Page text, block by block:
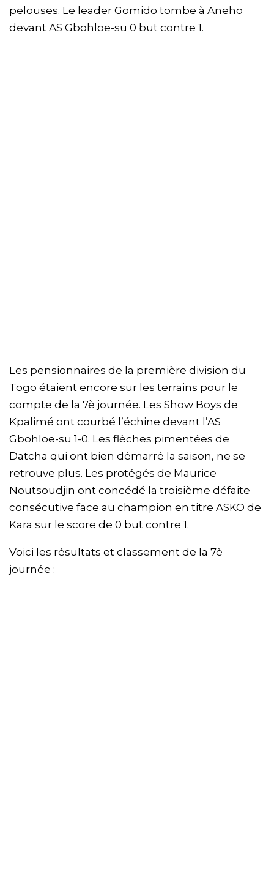
pelouses. Le leader Gomido tombe à Aneho
devant AS Gbohloe-su 0 but contre 1.
Les pensionnaires de la première division du
Togo étaient encore sur les terrains pour le
compte de la 7è journée. Les Show Boys de
Kpalimé ont courbé l’échine devant l’AS
Gbohloe-su 1-0. Les flèches pimentées de
Datcha qui ont bien démarré la saison, ne se
retrouve plus. Les protégés de Maurice
Noutsoudjin ont concédé la troisième défaite
consécutive face au champion en titre ASKO de
Kara sur le score de 0 but contre 1.
Voici les résultats et classement de la 7è
journée :